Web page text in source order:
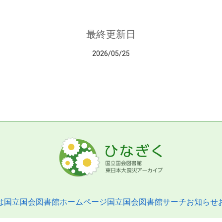
最終更新日
2026/05/25
国立国会図書館ホームページ国立国会図書館サーチお知らせ